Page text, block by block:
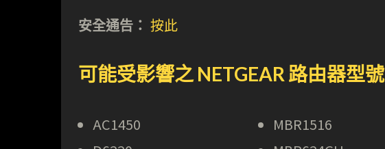
安全通告： 按此
可能受影響之 NETGEAR 路由器型號
AC1450
MBR1516